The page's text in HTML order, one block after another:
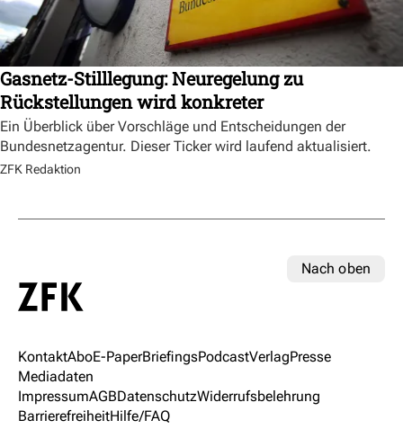
Gasnetz-Stilllegung: Neuregelung zu
Rückstellungen wird konkreter
Ein Überblick über Vorschläge und Entscheidungen der
Bundesnetzagentur. Dieser Ticker wird laufend aktualisiert.
ZFK Redaktion
Nach oben
KontaktAboE-PaperBriefingsPodcastVerlagPresse
Mediadaten
ImpressumAGBDatenschutzWiderrufsbelehrung
BarrierefreiheitHilfe/FAQ